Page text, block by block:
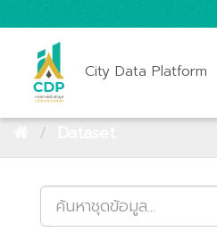
City Data Platform